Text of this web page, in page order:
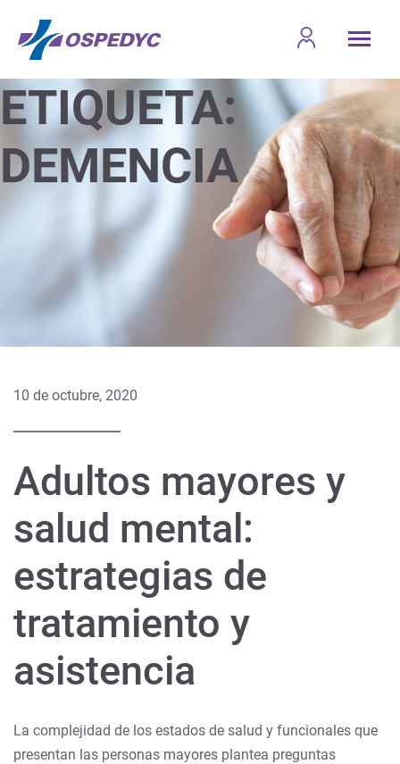
ETIQUETA:
DEMENCIA
10 de octubre, 2020
Adultos mayores y
salud mental:
estrategias de
tratamiento y
asistencia
La complejidad de los estados de salud y funcionales que
presentan las personas mayores plantea preguntas